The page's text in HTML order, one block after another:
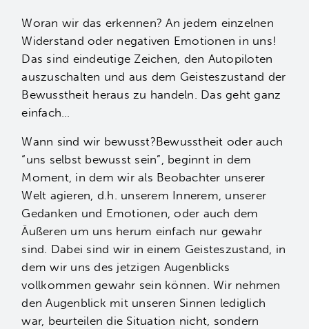
Woran wir das erkennen? An jedem einzelnen
Widerstand oder negativen Emotionen in uns!
Das sind eindeutige Zeichen, den Autopiloten
auszuschalten und aus dem Geisteszustand der
Bewusstheit heraus zu handeln. Das geht ganz
einfach…
Wann sind wir bewusst?Bewusstheit oder auch
“uns selbst bewusst sein”, beginnt in dem
Moment, in dem wir als Beobachter unserer
Welt agieren, d.h. unserem Innerem, unserer
Gedanken und Emotionen, oder auch dem
Äußeren um uns herum einfach nur gewahr
sind. Dabei sind wir in einem Geisteszustand, in
dem wir uns des jetzigen Augenblicks
vollkommen gewahr sein können. Wir nehmen
den Augenblick mit unseren Sinnen lediglich
war, beurteilen die Situation nicht, sondern